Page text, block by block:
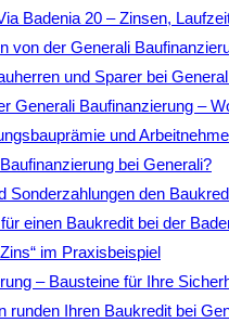
Badenia 20 – Zinsen,
von der Generali
und Sparer bei
Generali Baufinanzierung –
und
bei Generali?
Sonderzahlungen den
einen Baukredit bei der
im Praxisbeispiel
– Bausteine für Ihre
runden Ihren Baukredit bei